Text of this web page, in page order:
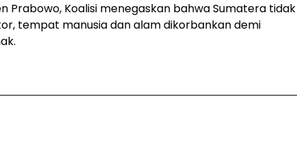
Prabowo, Koalisi menegaskan bahwa Sumatera tidak
tempat manusia dan alam dikorbankan demi